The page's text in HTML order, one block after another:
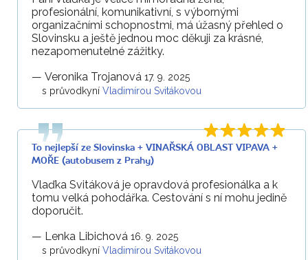
profesionální, komunikativní, s výbornými
organizačními schopnostmi, má úžasný přehled o
Slovinsku a ještě jednou moc děkuji za krásné,
nezapomenutelné zážitky.
— Veronika Trojanová 17. 9. 2025
s průvodkyní Vladimírou Svitákovou
To nejlepší ze Slovinska + VINAŘSKÁ OBLAST VIPAVA +
MOŘE (autobusem z Prahy)
Vlaďka Svitáková je opravdová profesionálka a k
tomu velká pohodářka. Cestování s ní mohu jedině
doporučit.
— Lenka Libichová 16. 9. 2025
s průvodkyní Vladimírou Svitákovou